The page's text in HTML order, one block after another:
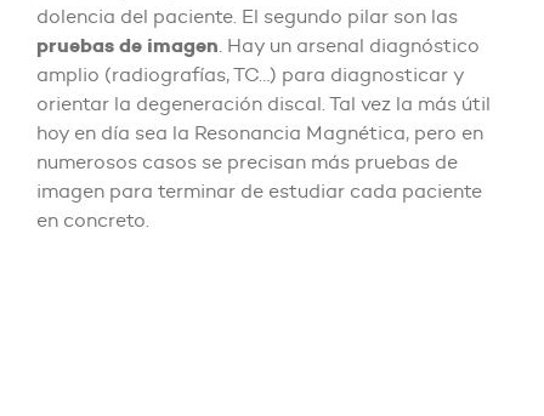
dolencia del paciente. El segundo pilar son las
pruebas de imagen. Hay un arsenal diagnóstico
amplio (radiografías, TC…) para diagnosticar y
orientar la degeneración discal. Tal vez la más útil
hoy en día sea la Resonancia Magnética, pero en
numerosos casos se precisan más pruebas de
imagen para terminar de estudiar cada paciente
en concreto.